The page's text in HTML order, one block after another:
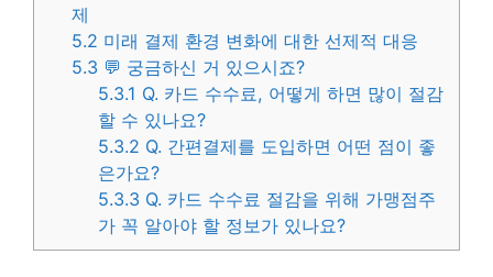
제
5.2 미래 결제 환경 변화에 대한 선제적 대응
5.3 💬 궁금하신 거 있으시죠?
5.3.1 Q. 카드 수수료, 어떻게 하면 많이 절감
할 수 있나요?
5.3.2 Q. 간편결제를 도입하면 어떤 점이 좋
은가요?
5.3.3 Q. 카드 수수료 절감을 위해 가맹점주
가 꼭 알아야 할 정보가 있나요?